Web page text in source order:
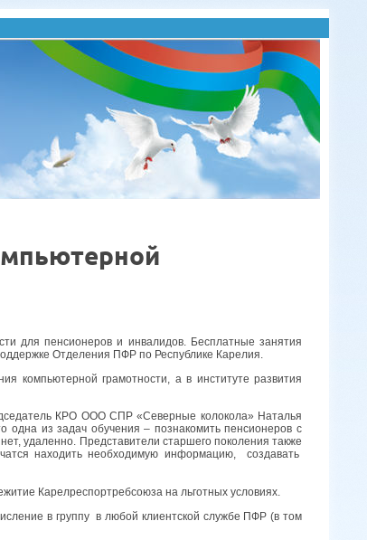
для пенсионеров и инвалидов. Бесплатные занятия
Отделения ПФР по Республике Карелия.
компьютерной грамотности, а в институте развития
КРО ООО СПР «Северные колокола» Наталья
одна из задач обучения – познакомить пенсионеров с
удаленно. Представители старшего поколения также
находить необходимую информацию, создавать
Карелреспортребсоюза на льготных условиях.
в группу в любой клиентской службе ПФР (в том